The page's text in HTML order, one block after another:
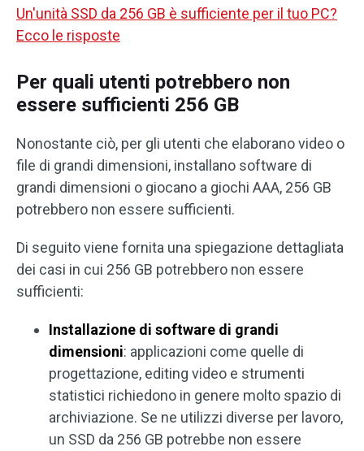
Un'unità SSD da 256 GB è sufficiente per il tuo PC?
Ecco le risposte
Per quali utenti potrebbero non
essere sufficienti 256 GB
Nonostante ciò, per gli utenti che elaborano video o
file di grandi dimensioni, installano software di
grandi dimensioni o giocano a giochi AAA, 256 GB
potrebbero non essere sufficienti.
Di seguito viene fornita una spiegazione dettagliata
dei casi in cui 256 GB potrebbero non essere
sufficienti:
Installazione di software di grandi
dimensioni: applicazioni come quelle di
progettazione, editing video e strumenti
statistici richiedono in genere molto spazio di
archiviazione. Se ne utilizzi diverse per lavoro,
un SSD da 256 GB potrebbe non essere